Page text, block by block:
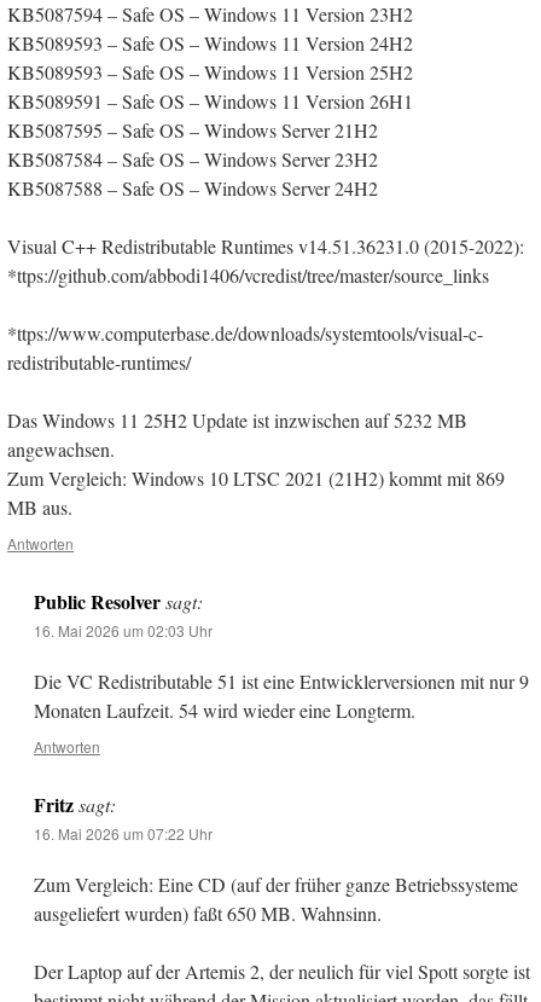
KB5087594 – Safe OS – Windows 11 Version 23H2
KB5089593 – Safe OS – Windows 11 Version 24H2
KB5089593 – Safe OS – Windows 11 Version 25H2
KB5089591 – Safe OS – Windows 11 Version 26H1
KB5087595 – Safe OS – Windows Server 21H2
KB5087584 – Safe OS – Windows Server 23H2
KB5087588 – Safe OS – Windows Server 24H2
Visual C++ Redistributable Runtimes v14.51.36231.0 (2015-2022):
*ttps://github.com/abbodi1406/vcredist/tree/master/source_links
*ttps://www.computerbase.de/downloads/systemtools/visual-c-
redistributable-runtimes/
Das Windows 11 25H2 Update ist inzwischen auf 5232 MB
angewachsen.
Zum Vergleich: Windows 10 LTSC 2021 (21H2) kommt mit 869
MB aus.
Antworten
Public Resolver sagt:
16. Mai 2026 um 02:03 Uhr
Die VC Redistributable 51 ist eine Entwicklerversionen mit nur 9
Monaten Laufzeit. 54 wird wieder eine Longterm.
Antworten
Fritz sagt:
16. Mai 2026 um 07:22 Uhr
Zum Vergleich: Eine CD (auf der früher ganze Betriebssysteme
ausgeliefert wurden) faßt 650 MB. Wahnsinn.
Der Laptop auf der Artemis 2, der neulich für viel Spott sorgte ist